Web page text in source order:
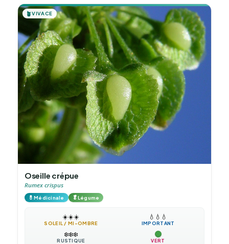
🪴VIVACE
Oseille crépue
Rumex crispus
💊Médicinale 🥬Légume
☀️☀️☀️
SOLEIL / MI-OMBRE
💧 💧 💧
IMPORTANT
❄️❄️❄️
RUSTIQUE VERT